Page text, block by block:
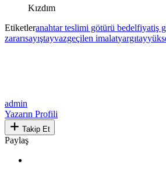
Kızdım
Etiketleranahtar teslimi götürü bedelfiyatiş
zararısayıştayvazgeçilen imalatyargıtay
admin
Yazarın Profili
Takip Et
Paylaş